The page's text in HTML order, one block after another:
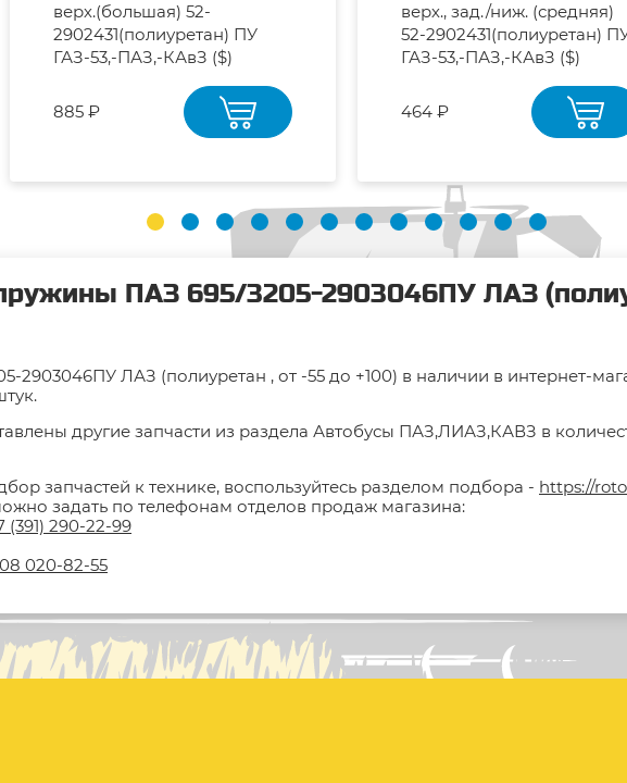
верх.(большая) 52-
2902431(полиуретан) ПУ
ГАЗ-53,-ПАЗ,-КАвЗ ($)
885 ₽
верх., зад./ниж. (средняя)
52-2902431(полиуретан)
ГАЗ-53,-ПАЗ,-КАвЗ ($)
464 ₽
ПАЗ 695/3205-2903046ПУ ЛАЗ
2903046ПУ ЛАЗ (полиуретан , от -55 до +100) в наличии в интернет-
другие запчасти из раздела Автобусы ПАЗ,ЛИАЗ,КАВЗ в
запчастей к технике, воспользуйтесь разделом подбора - https://
задать по телефонам отделов продаж магазина:
(391) 290-22-99
020-82-55